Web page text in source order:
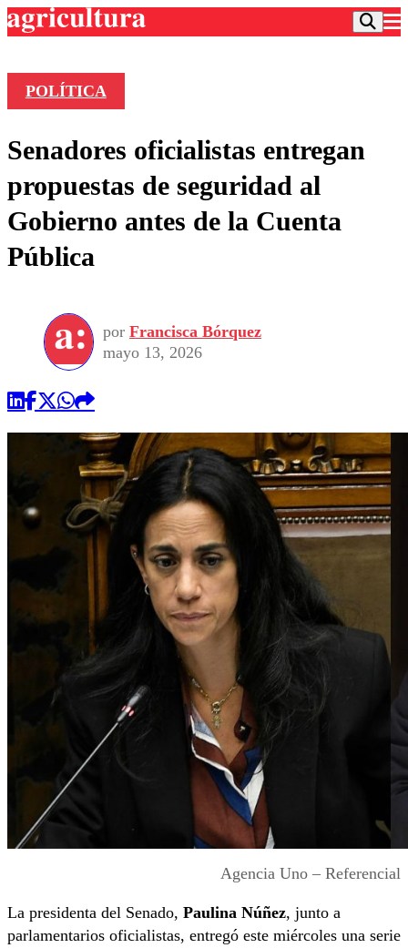
Frecuencias
Agricultura TV
Deportes
Colo Colo
Torneo Internacional
Torneo Nacional
Entretención
Internacional
Nacional
Programas
Comercial
POLÍTICA
Senadores oficialistas entregan
propuestas de seguridad al
Gobierno antes de la Cuenta
Pública
por Francisca Bórquez
mayo 13, 2026
Agencia Uno – Referencial
La presidenta del Senado, Paulina Núñez, junto a
parlamentarios oficialistas, entregó este miércoles una serie